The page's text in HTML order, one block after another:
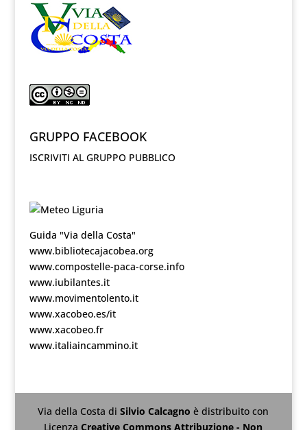
GRUPPO FACEBOOK
ISCRIVITI AL GRUPPO PUBBLICO
Guida "Via della Costa"
www.bibliotecajacobea.org
www.compostelle-paca-corse.info
www.iubilantes.it
www.movimentolento.it
www.xacobeo.es/it
www.xacobeo.fr
www.italiaincammino.it
Via della Costa diSilvio Calcagnoè distribuito con
LicenzaCreative Commons Attribuzione - Non